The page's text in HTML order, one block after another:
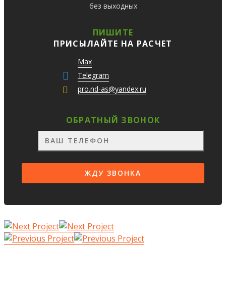
без выходных
ПИШИТЕ
ПРИСЫЛАЙТЕ НА РАСЧЕТ
Max
Telegram
pro.nd-as@yandex.ru
ОБРАТНЫЙ ЗВОНОК